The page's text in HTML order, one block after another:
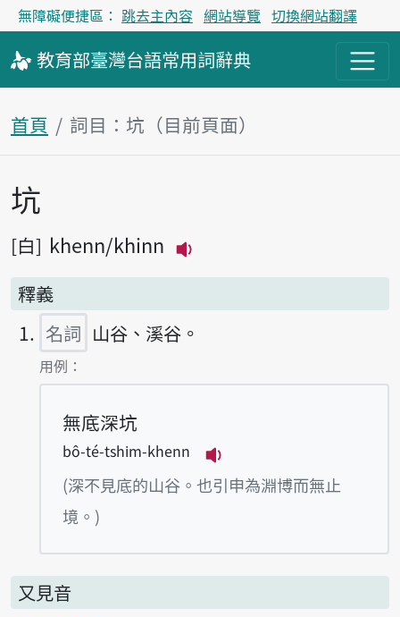
無障礙便捷區： 跳去主內容 網站導覽 切換網站翻譯
教育部臺灣台語常用詞辭典
首頁 詞目：坑（目前頁面）
主內容區塊
坑
白 khenn khinn
釋義
名詞 山谷、溪谷。
第1項釋義的
用例：
無底深坑
bô-té-tshim-khenn
播放例句bô-té-tshim-
(深不見底的山谷。也引申為淵博而無止
境。)
又見音